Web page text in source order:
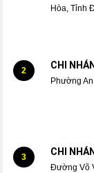
Hòa, Tỉnh
2 CHI
Phường
3 CHI
Đường Võ